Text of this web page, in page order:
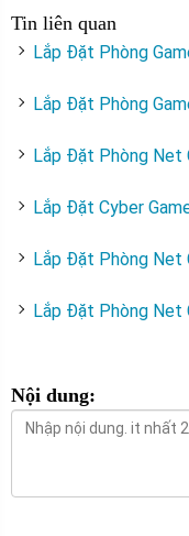
Tin liên quan
Lắp Đặt Phòng
Lắp Đặt Phòng
Lắp Đặt Phòng Net
Lắp Đặt Cyber
Lắp Đặt Phòng Net
Lắp Đặt Phòng Net
Nội dung: